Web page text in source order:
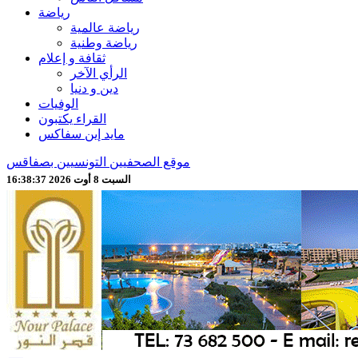
رياضة
رياضة عالمية
رياضة وطنية
ثقافة و إعلام
الرأي الآخر
دين و دنيا
الوفيات
القراء يكتبون
مايد إين سفاكس
موقع الصحفيين التونسيين بصفاقس
السبت 8 أوت 2026 16:38:39